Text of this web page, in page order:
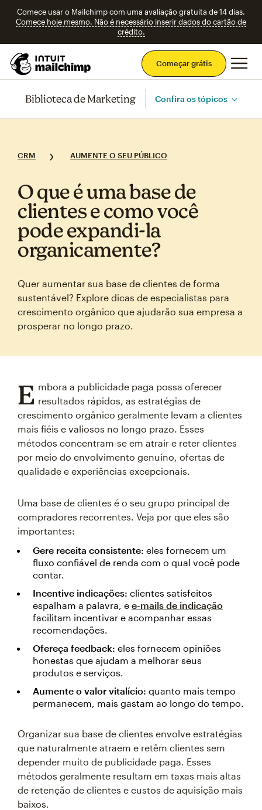
Comece usar o Mailchimp com uma avaliação gratuita de 14 dias.
Comece hoje mesmo. Não é necessário inserir dados do cartão de
crédito.
Começar grátis
Biblioteca de Marketing Confira os tópicos
CRM AUMENTE O SEU PÚBLICO
O que é uma base de
clientes e como você
pode expandi‑la
organicamente?
Quer aumentar sua base de clientes de forma
sustentável? Explore dicas de especialistas para
crescimento orgânico que ajudarão sua empresa a
prosperar no longo prazo.
E mbora a publicidade paga possa oferecer
resultados rápidos, as estratégias de
crescimento orgânico geralmente levam a clientes
mais fiéis e valiosos no longo prazo. Esses
métodos concentram-se em atrair e reter clientes
por meio do envolvimento genuíno, ofertas de
qualidade e experiências excepcionais.
Uma base de clientes é o seu grupo principal de
compradores recorrentes. Veja por que eles são
importantes:
Gere receita consistente: eles fornecem um
fluxo confiável de renda com o qual você pode
contar.
Incentive indicações: clientes satisfeitos
espalham a palavra, e e-mails de indicação
facilitam incentivar e acompanhar essas
recomendações.
Ofereça feedback: eles fornecem opiniões
honestas que ajudam a melhorar seus
produtos e serviços.
Aumente o valor vitalício: quanto mais tempo
permanecem, mais gastam ao longo do tempo.
Organizar sua base de clientes envolve estratégias
que naturalmente atraem e retêm clientes sem
depender muito de publicidade paga. Esses
métodos geralmente resultam em taxas mais altas
de retenção de clientes e custos de aquisição mais
baixos.